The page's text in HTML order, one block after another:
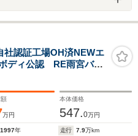
認証工場OH済NEWエ
ディ公認 RE雨宮バン
ウイング パワー
Defi追加メータ ス
万円
本体価格
547.0万円
1997年 走行 7.9万km